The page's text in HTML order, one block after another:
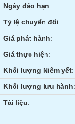
Ngày đáo hạn:
Tỷ lệ chuyển đổi:
Giá phát hành:
Giá thực hiện:
Khối lượng Niêm yết:
Khối lượng lưu hành:
Tài liệu: